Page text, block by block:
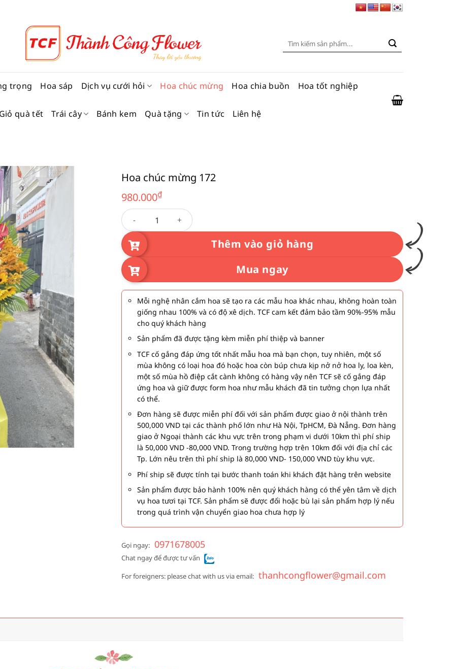
Tìm
trọng Hoa sáp Dịch vụ cưới hỏi Hoa chúc mừng Hoa chia buồn Hoa tốt nghiệp
Giỏ quà tết Trái cây Bánh kem Quà tặng Tin tức Liên hệ
Hoa chúc mừng 172
980.000₫
Hoa chúc mừng 172 số lượng
Thêm vào giỏ hàng
Mua ngay
Mỗi nghệ nhân cắm hoa sẽ tạo ra các mẫu hoa khác nhau, không hoàn toàn
giống nhau 100% và có độ xê dịch. TCF cam kết đảm bảo tầm 90%-95% mẫu
cho quý khách hàng
Sản phẩm đã được tặng kèm miễn phí thiệp và banner
TCF cố gắng đáp ứng tốt nhất mẫu hoa mà bạn chọn, tuy nhiên, một số
mùa không có loại hoa đó hoặc hoa còn búp chưa kịp nở nở hoa ly, loa kèn,
một số mùa hồ điệp cắt cành không có hàng vậy nên TCF sẽ cố gắng đáp
ứng hoa và giữ được form hoa như mẫu khách đã tin tưởng chọn lựa nhất
có thể.
Đơn hàng sẽ được miễn phí đối với sản phẩm được giao ở nội thành trên
500,000 VND tại các thành phố lớn như Hà Nội, TpHCM, Đà Nẵng. Đơn hàng
giao ở Ngoại thành các khu vực trên trong phạm vi dưới 10km thì phí ship
là 50,000 VND -80,000 VND. Trong trường hợp trên 10km đối với địa chỉ các
Tp. Lớn nêu trên thì phí ship là 80,000 VND- 150,000 VND tùy khu vực.
Phí ship sẽ được tính tại bước thanh toán khi khách đặt hàng trên website
Sản phẩm được bảo hành 100% nên quý khách hàng có thể yên tâm về dịch
vụ hoa tươi tại TCF. Sản phẩm sẽ được đổi hoặc bù lại sản phẩm hợp lý nếu
trong quá trình vận chuyển giao hoa chưa hợp lý
Gọi ngay: 0971678005
Chat ngay để được tư vấn
For foreigners: please chat with us via email: thanhcongflower@gmail.com